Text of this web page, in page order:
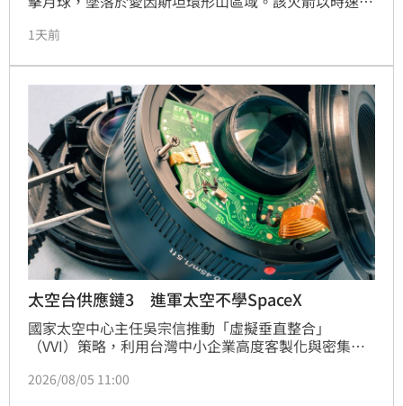
尺寬隕石坑。由於撞擊閃光微弱，肉眼難以察覺，但產
火箭撞月事件，引發科學界對太空垃圾威脅的關注。專
家指出，透過研究此次撞擊，能進一步評估碎片對未來
登月太空人的潛在危險，同時也再次提醒全球，
1天前
太空台供應鏈3 進軍太空不學SpaceX
國家太空中心主任吳宗信推動「虛擬垂直整合」
（VVI）策略，利用台灣中小企業高度客製化與密集產
主研發與台廠支援，不僅能推動自主入軌火箭，更提升
2026/08/05 11:00